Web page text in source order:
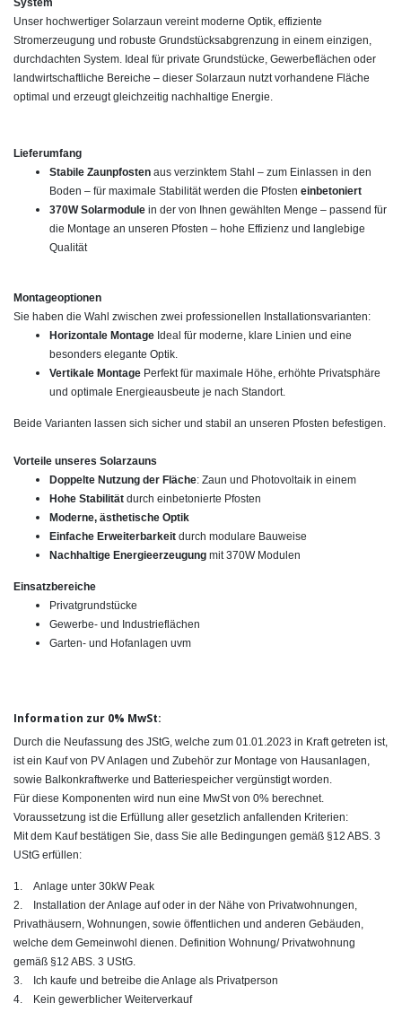
System
Unser hochwertiger Solarzaun vereint moderne Optik, effiziente
Stromerzeugung und robuste Grundstücksabgrenzung in einem einzigen,
durchdachten System. Ideal für private Grundstücke, Gewerbeflächen oder
landwirtschaftliche Bereiche – dieser Solarzaun nutzt vorhandene Fläche
optimal und erzeugt gleichzeitig nachhaltige Energie.
Lieferumfang
Stabile Zaunpfosten aus verzinktem Stahl – zum Einlassen in den
Boden – für maximale Stabilität werden die Pfosten einbetoniert
370W Solarmodule in der von Ihnen gewählten Menge – passend für
die Montage an unseren Pfosten – hohe Effizienz und langlebige
Qualität
Montageoptionen
Sie haben die Wahl zwischen zwei professionellen Installationsvarianten:
Horizontale Montage Ideal für moderne, klare Linien und eine
besonders elegante Optik.
Vertikale Montage Perfekt für maximale Höhe, erhöhte Privatsphäre
und optimale Energieausbeute je nach Standort.
Beide Varianten lassen sich sicher und stabil an unseren Pfosten befestigen.
Vorteile unseres Solarzauns
Doppelte Nutzung der Fläche: Zaun und Photovoltaik in einem
Hohe Stabilität durch einbetonierte Pfosten
Moderne, ästhetische Optik
Einfache Erweiterbarkeit durch modulare Bauweise
Nachhaltige Energieerzeugung mit 370W Modulen
Einsatzbereiche
Privatgrundstücke
Gewerbe- und Industrieflächen
Garten- und Hofanlagen uvm
Information zur 0% MwSt:
Durch die Neufassung des JStG, welche zum 01.01.2023 in Kraft getreten ist,
ist ein Kauf von PV Anlagen und Zubehör zur Montage von Hausanlagen,
sowie Balkonkraftwerke und Batteriespeicher vergünstigt worden.
Für diese Komponenten wird nun eine MwSt von 0% berechnet.
Voraussetzung ist die Erfüllung aller gesetzlich anfallenden Kriterien:
Mit dem Kauf bestätigen Sie, dass Sie alle Bedingungen gemäß §12 ABS. 3
UStG erfüllen:
1. Anlage unter 30kW Peak
2. Installation der Anlage auf oder in der Nähe von Privatwohnungen,
Privathäusern, Wohnungen, sowie öffentlichen und anderen Gebäuden,
welche dem Gemeinwohl dienen. Definition Wohnung/ Privatwohnung
gemäß §12 ABS. 3 UStG.
3. Ich kaufe und betreibe die Anlage als Privatperson
4. Kein gewerblicher Weiterverkauf